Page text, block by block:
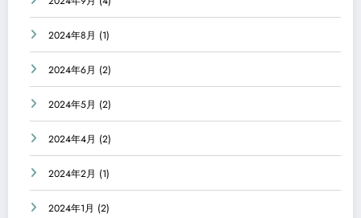
2024年8月 (1)
2024年6月 (2)
2024年5月 (2)
2024年4月 (2)
2024年2月 (1)
2024年1月 (2)